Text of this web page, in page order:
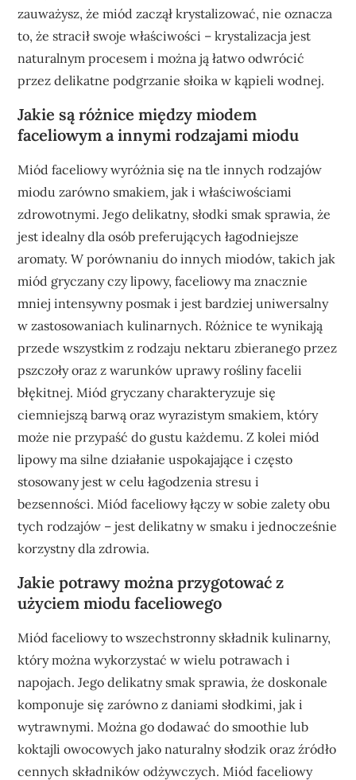
zauważysz, że miód zaczął krystalizować, nie oznacza
to, że stracił swoje właściwości – krystalizacja jest
naturalnym procesem i można ją łatwo odwrócić
przez delikatne podgrzanie słoika w kąpieli wodnej.
Jakie są różnice między miodem
faceliowym a innymi rodzajami miodu
Miód faceliowy wyróżnia się na tle innych rodzajów
miodu zarówno smakiem, jak i właściwościami
zdrowotnymi. Jego delikatny, słodki smak sprawia, że
jest idealny dla osób preferujących łagodniejsze
aromaty. W porównaniu do innych miodów, takich jak
miód gryczany czy lipowy, faceliowy ma znacznie
mniej intensywny posmak i jest bardziej uniwersalny
w zastosowaniach kulinarnych. Różnice te wynikają
przede wszystkim z rodzaju nektaru zbieranego przez
pszczoły oraz z warunków uprawy rośliny facelii
błękitnej. Miód gryczany charakteryzuje się
ciemniejszą barwą oraz wyrazistym smakiem, który
może nie przypaść do gustu każdemu. Z kolei miód
lipowy ma silne działanie uspokajające i często
stosowany jest w celu łagodzenia stresu i
bezsenności. Miód faceliowy łączy w sobie zalety obu
tych rodzajów – jest delikatny w smaku i jednocześnie
korzystny dla zdrowia.
Jakie potrawy można przygotować z
użyciem miodu faceliowego
Miód faceliowy to wszechstronny składnik kulinarny,
który można wykorzystać w wielu potrawach i
napojach. Jego delikatny smak sprawia, że doskonale
komponuje się zarówno z daniami słodkimi, jak i
wytrawnymi. Można go dodawać do smoothie lub
koktajli owocowych jako naturalny słodzik oraz źródło
cennych składników odżywczych. Miód faceliowy